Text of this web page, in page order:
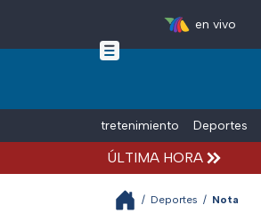
Skip to main content
en vivo
Entretenimiento Deportes
ÚLTIMA HORA
/ Deportes / Nota